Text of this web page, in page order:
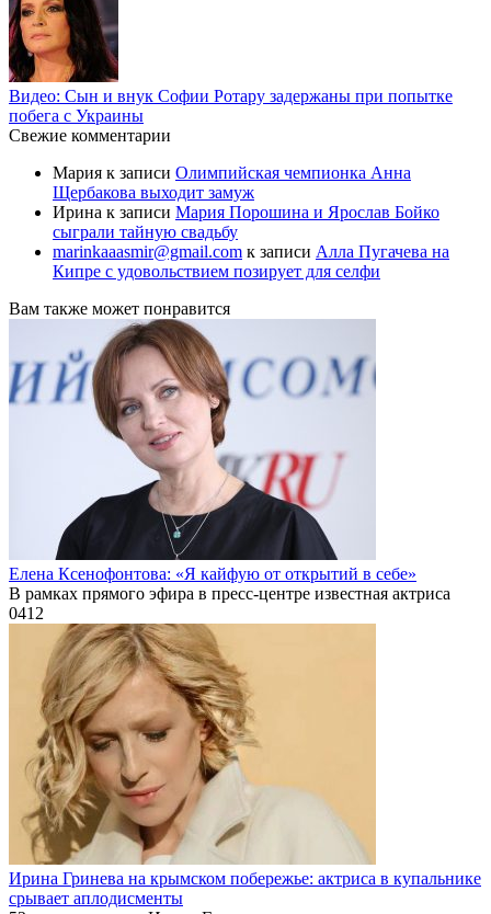
Видео: Сын и внук Софии Ротару задержаны при попытке
побега с Украины
Свежие комментарии
Мария к записи Олимпийская чемпионка Анна
Щербакова выходит замуж
Ирина к записи Мария Порошина и Ярослав Бойко
сыграли тайную свадьбу
marinkaaasmir@gmail.com к записи Алла Пугачева на
Кипре с удовольствием позирует для селфи
Вам также может понравится
Елена Ксенофонтова: «Я кайфую от открытий в себе»
В рамках прямого эфира в пресс-центре известная актриса
0412
Ирина Гринева на крымском побережье: актриса в купальнике
срывает аплодисменты